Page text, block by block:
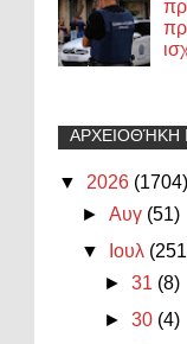
ΑΡΧΕΙΟΘΉΚΗ
▼ 2026 (1704)
►Αυγ (51)
▼
Ιουλ
►31 (8)
►30 (4)